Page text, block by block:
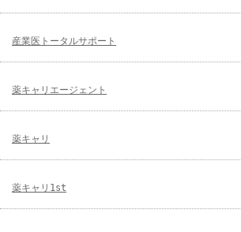
産業医トータルサポート
薬キャリエージェント
薬キャリ
薬キャリ1st